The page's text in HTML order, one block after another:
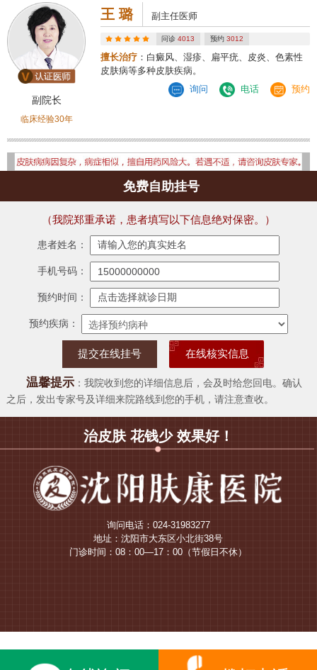
副院长
临床经验30年
王 璐 副主任医师
问诊4013 预约 3012
擅长治疗 ：白癜风、湿疹、扁平疣、皮炎、色素性
皮肤病等多种皮肤疾病。
询问
电话 预约
免费自助挂号
（我院郑重承诺，患者填写以下信息绝对保密。）
患者姓名：
手机号码：
预约时间：
预约疾病：
在线核实信息
温馨提示：我院收到您的详细信息后，会及时给您回电。确认
之后，发出专家号及详细来院路线到您的手机，请注意查收。
治皮肤 花钱少 效果好！
询问电话：024-31983277
地址：沈阳市大东区小北街38号
门诊时间：08：00—17：00（节假日不休）